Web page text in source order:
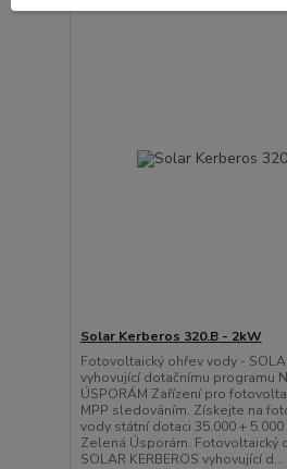
Solar Kerberos 320.B - 2kW
Fotovoltaický ohřev vody -
vyhovující dotačnímu programu
ÚSPORÁM Zařízení pro
MPP sledováním. Získejte na
vody státní dotaci 35.000 +
Zelená Úsporám. Fotovoltaický
SOLAR KERBEROS vyhovující d...